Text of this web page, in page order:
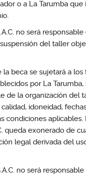
o a La Tarumba que
no será
del taller
la beca se sujetará a
por La Tarumba,
de la organización del
idoneidad,
condiciones aplicables.
queda exonerado de
legal derivada del
no será